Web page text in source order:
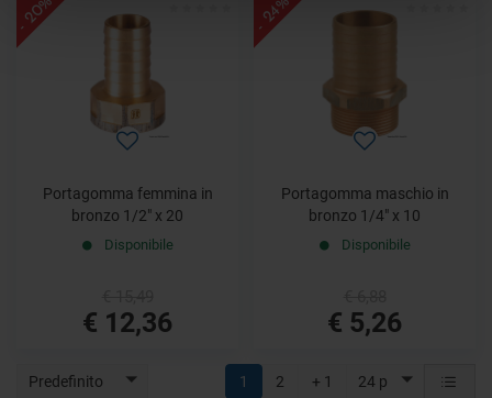
- 20%
Portagomma femmina in
bronzo 1/2" x 20
Disponibile
€ 12,36
- 24%
Portagomma maschio in
bronzo 1/4" x 10
Disponibile
€ 5,26
Predefinito 24 p
1 2 + 1